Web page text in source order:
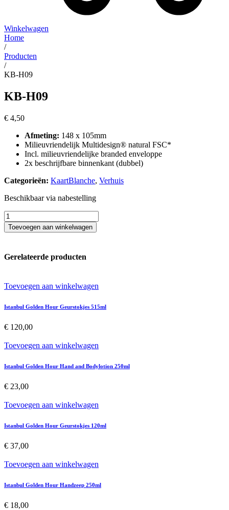
Winkelwagen
Home
/
Producten
/
KB-H09
KB-H09
€ 4,50
Afmeting: 148 x 105mm
Milieuvriendelijk Multidesign® natural FSC*
Incl. milieuvriendelijke branded enveloppe
2x beschrijfbare binnenkant (dubbel)
Categorieën: KaartBlanche, Verhuis
Beschikbaar via nabestelling
KB-
H09
aantal
Toevoegen aan winkelwagen
Gerelateerde producten
Toevoegen aan winkelwagen
Istanbul Golden Hour Geurstokjes 515ml
€ 120,00
Toevoegen aan winkelwagen
Istanbul Golden Hour Hand and Bodylotion 250ml
€ 23,00
Toevoegen aan winkelwagen
Istanbul Golden Hour Geurstokjes 120ml
€ 37,00
Toevoegen aan winkelwagen
Istanbul Golden Hour Handzeep 250ml
€ 18,00